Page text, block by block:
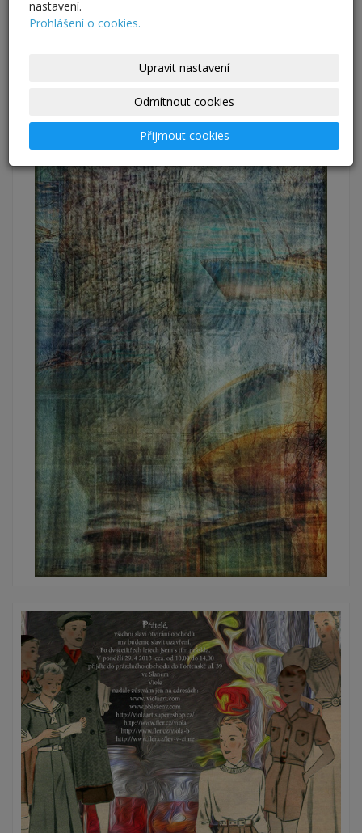
nastavení.
Prohlášení o cookies.
Upravit nastavení
Odmítnout cookies
Přijmout cookies